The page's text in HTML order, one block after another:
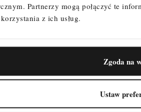
Partnerzy mogą połączyć te
z ich usług.
Zgoda na
Ustaw
2025
BY